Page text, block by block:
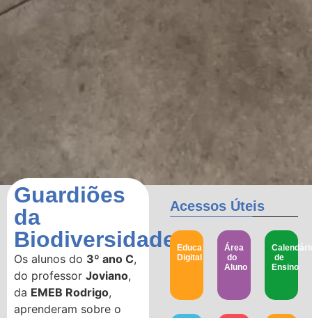
Guardiões
da
Biodiversidade
Os alunos do 3º ano C,
do professorJoviano,
da EMEB Rodrigo,
aprenderam sobre o
Acessos Úteis
Educa
Digital
Área
do
Aluno
de
Ensino